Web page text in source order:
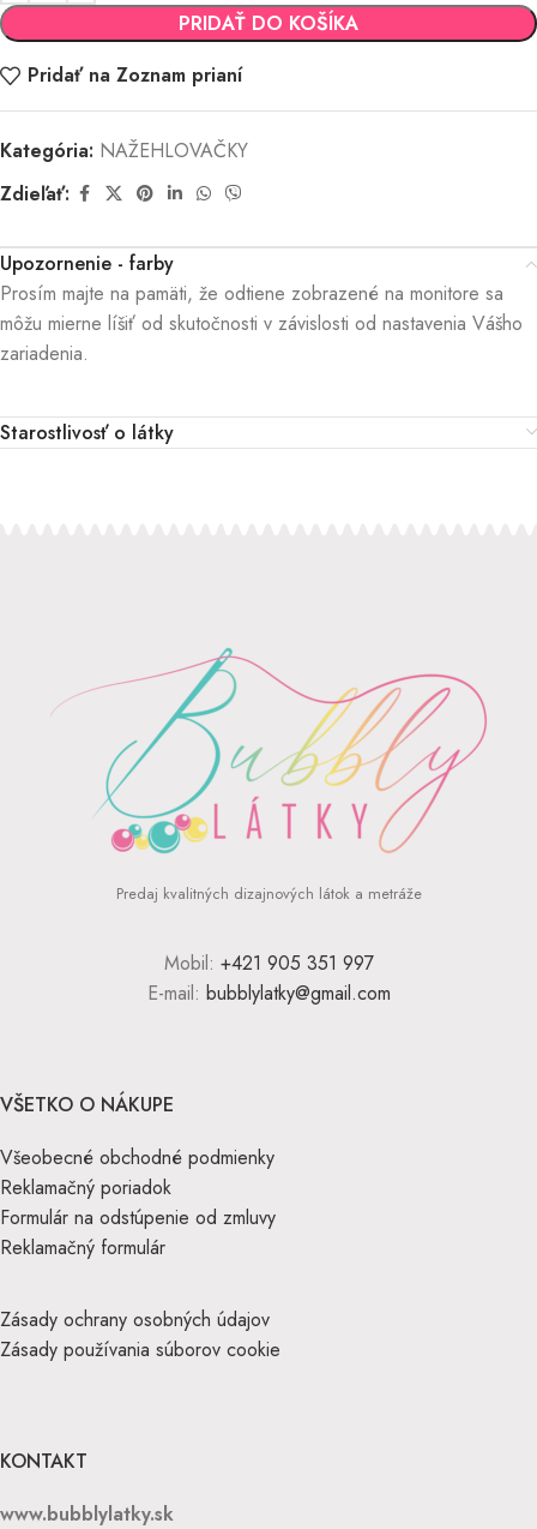
PRIDAŤ DO KOŠÍKA
Pridať na Zoznam prianí
Kategória: NAŽEHLOVAČKY
Zdieľať:
Upozornenie - farby
Prosím majte na pamäti, že odtiene zobrazené na monitore sa
môžu mierne líšiť od skutočnosti v závislosti od nastavenia Vášho
zariadenia.
Starostlivosť o látky
Predaj kvalitných dizajnových látok a metráže
Mobil: +421 905 351 997
E-mail: bubblylatky@gmail.com
VŠETKO O NÁKUPE
Všeobecné obchodné podmienky
Reklamačný poriadok
Formulár na odstúpenie od zmluvy
Reklamačný formulár
Zásady ochrany osobných údajov
Zásady používania súborov cookie
KONTAKT
www.bubblylatky.sk